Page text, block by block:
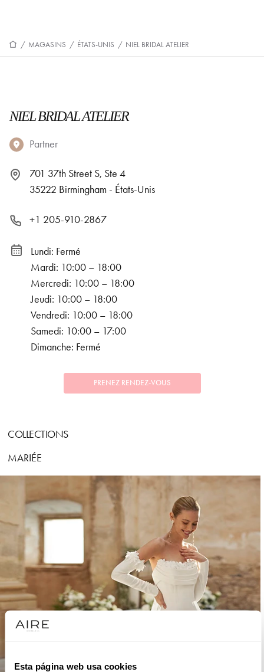
Esta página web usa cookies
/ MAGASINS / ÉTATS-UNIS / NIEL BRIDAL ATELIER
NIEL BRIDAL ATELIER
Partner
701 37th Street S, Ste 4
35222 Birmingham - États-Unis
+1 205-910-2867
Lundi: Fermé
Mardi: 10:00 – 18:00
Mercredi: 10:00 – 18:00
Jeudi: 10:00 – 18:00
Vendredi: 10:00 – 18:00
Samedi: 10:00 – 17:00
Dimanche: Fermé
PRENEZ RENDEZ-VOUS
COLLECTIONS
MARIÉE